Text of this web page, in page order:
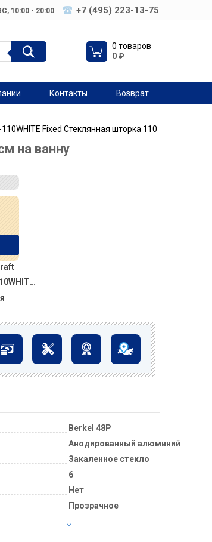
10:00 - 20:00 +7 (495) 223-13-75
0 товаров
0₽
Контакты Возврат
Fixed Стеклянная шторка 110
на ванну
48P02-110WHITE Fixed
Berkel 48P
Анодированный алюминий
Закаленное стекло
6
Нет
Прозрачное